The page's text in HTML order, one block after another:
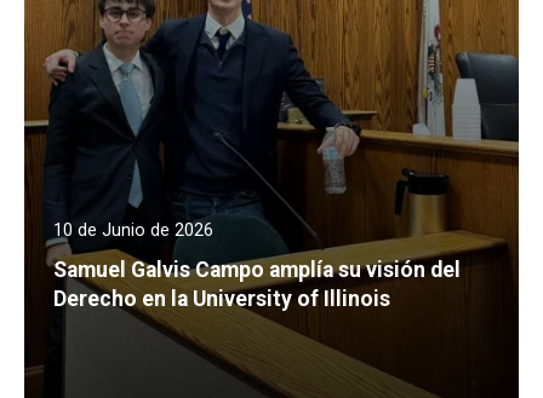
10 de Junio de 2026
Samuel Galvis Campo amplía su visión del
Derecho en la University of Illinois